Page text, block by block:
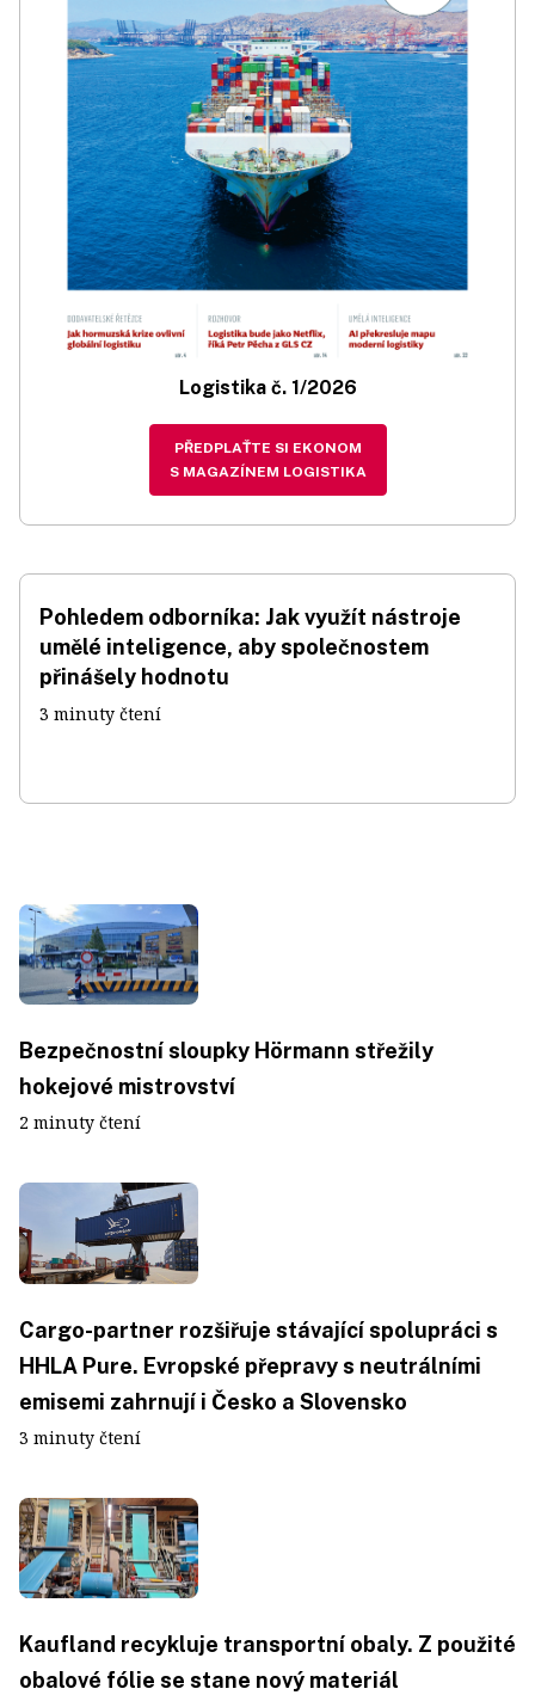
Logistika č. 1/2026
PŘEDPLAŤTE SI EKONOM
S MAGAZÍNEM LOGISTIKA
Pohledem odborníka: Jak využít nástroje
umělé inteligence, aby společnostem
přinášely hodnotu
3 minuty čtení
Bezpečnostní sloupky Hörmann střežily
hokejové mistrovství
2 minuty čtení
Cargo-partner rozšiřuje stávající spolupráci s
HHLA Pure. Evropské přepravy s neutrálními
emisemi zahrnují i Česko a Slovensko
3 minuty čtení
Kaufland recykluje transportní obaly. Z použité
obalové fólie se stane nový materiál